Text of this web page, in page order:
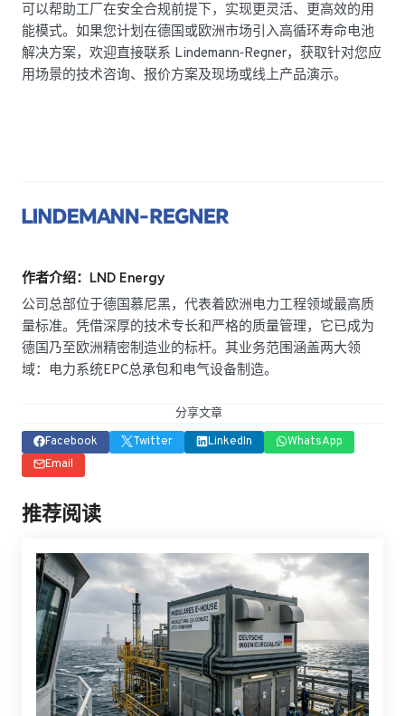
可以帮助工厂在安全合规前提下，实现更灵活、更高效的用
能模式。如果您计划在德国或欧洲市场引入高循环寿命电池
解决方案，欢迎直接联系 Lindemann‑Regner，获取针对您应
用场景的技术咨询、报价方案及现场或线上产品演示。
作者介绍：LND Energy
公司总部位于德国慕尼黑，代表着欧洲电力工程领域最高质
量标准。凭借深厚的技术专长和严格的质量管理，它已成为
德国乃至欧洲精密制造业的标杆。其业务范围涵盖两大领
域：电力系统EPC总承包和电气设备制造。
分享文章
Facebook
Twitter LinkedIn
WhatsApp
Email
推荐阅读